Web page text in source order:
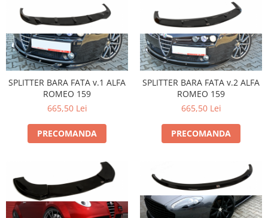
SPLITTER BARA FATA v.1 ALFA
ROMEO 159
665,50 Lei
PRECOMANDA
SPLITTER BARA FATA v.2 ALFA
ROMEO 159
665,50 Lei
PRECOMANDA